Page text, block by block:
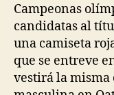
Campeonas
candidatas al
una camiseta
que se entreve
vestirá la misma